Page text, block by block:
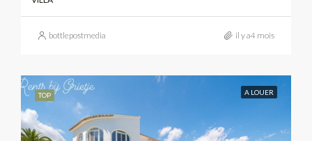
bottlepostmedia il y a4 mois
TOP A LOUER